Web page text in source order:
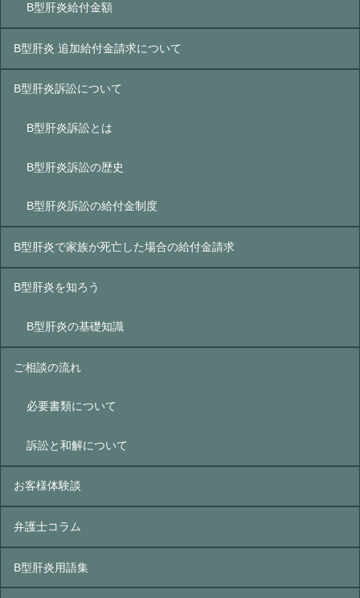
B型肝炎給付金額
B型肝炎 追加給付金請求について
B型肝炎訴訟について
B型肝炎訴訟とは
B型肝炎訴訟の歴史
B型肝炎訴訟の給付金制度
B型肝炎で家族が死亡した場合の給付金請求
B型肝炎を知ろう
B型肝炎の基礎知識
ご相談の流れ
必要書類について
訴訟と和解について
お客様体験談
弁護士コラム
B型肝炎⽤語集